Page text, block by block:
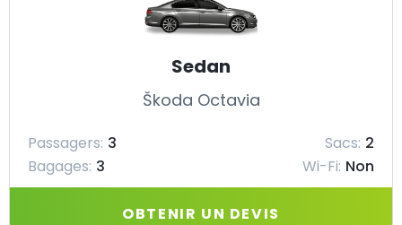
Sedan
Škoda Octavia
Passagers: 3 Sacs: 2
Bagages: 3 Wi-Fi: Non
OBTENIR UN DEVIS